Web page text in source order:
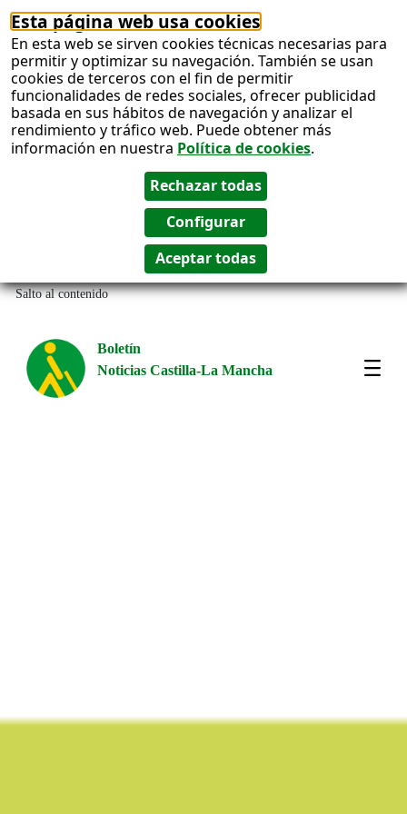
Esta página web usa cookies
En esta web se sirven cookies técnicas necesarias para
permitir y optimizar su navegación. También se usan
cookies de terceros con el fin de permitir
funcionalidades de redes sociales, ofrecer publicidad
basada en sus hábitos de navegación y analizar el
rendimiento y tráfico web. Puede obtener más
información en nuestra Política de cookies.
Salto al contenido
Boletín
Noticias Castilla-La Mancha